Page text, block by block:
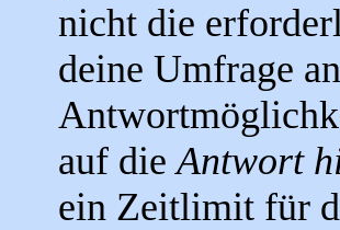
nicht die
deine Umfrage
auf dieAntwort
ein Zeitlimit für